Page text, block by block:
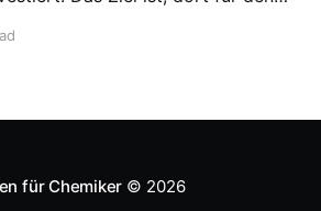
ist von Toyota bekannt,
für Chemiker © 2026